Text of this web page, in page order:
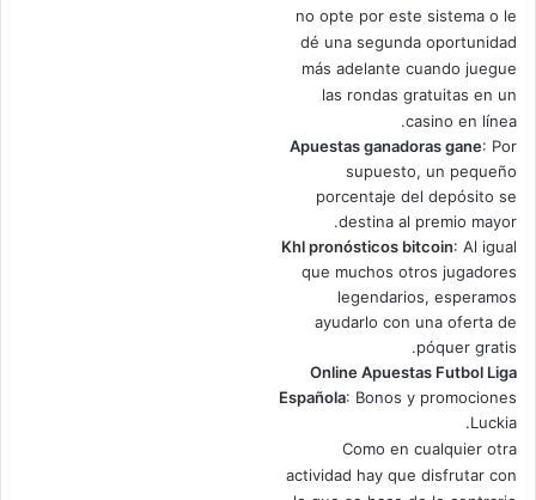
no opte por este sistema o le
dé una segunda oportunidad
más adelante cuando juegue
las rondas gratuitas en un
casino en línea.
Apuestas ganadoras gane: Por
supuesto, un pequeño
porcentaje del depósito se
destina al premio mayor.
Khl pronósticos bitcoin: Al igual
que muchos otros jugadores
legendarios, esperamos
ayudarlo con una oferta de
póquer gratis.
Online Apuestas Futbol Liga
Española: Bonos y promociones
Luckia.
Como en cualquier otra
actividad hay que disfrutar con